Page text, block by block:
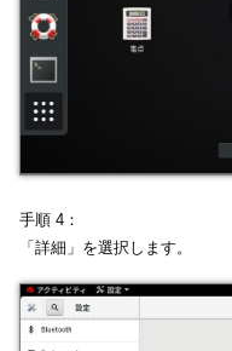
手順 4：
「詳細」を選択します。